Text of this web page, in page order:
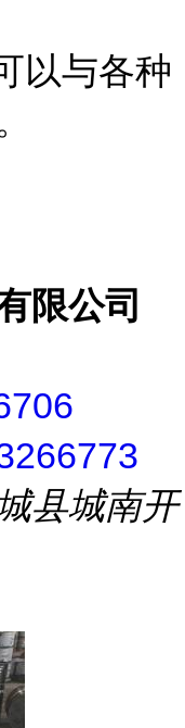
以与各种
限公司
县城南开